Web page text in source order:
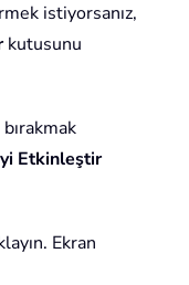
istiyorsanız,
kutusunu
Etkinleştir
Ekran